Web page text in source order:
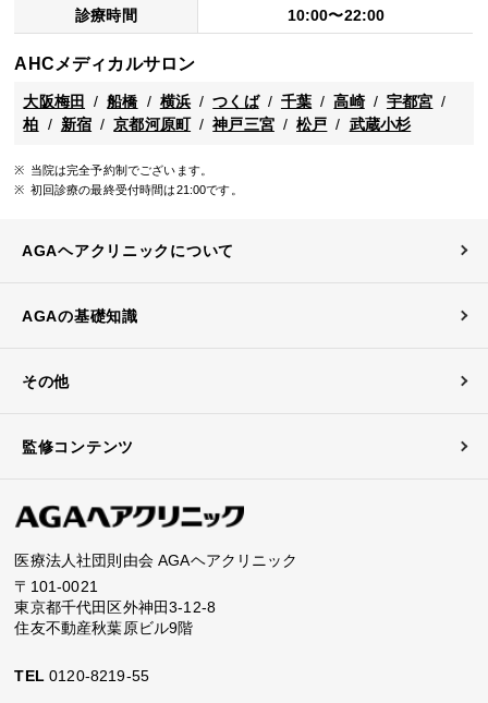
診療時間 10:00〜22:00
AHCメディカルサロン
大阪梅田 船橋 横浜 つくば 千葉 高崎
宇都宮
柏
新宿 京都河原町 神戸三宮 松戸 武蔵小杉
当院は完全予約制でございます。
初回診療の最終受付時間は21:00です。
AGAヘアクリニックについて
AGAの基礎知識
その他
監修コンテンツ
医療法人社団則由会 AGAヘアクリニック
〒101-0021
東京都千代田区外神田3-12-8
住友不動産秋葉原ビル9階
TEL 0120-8219-55